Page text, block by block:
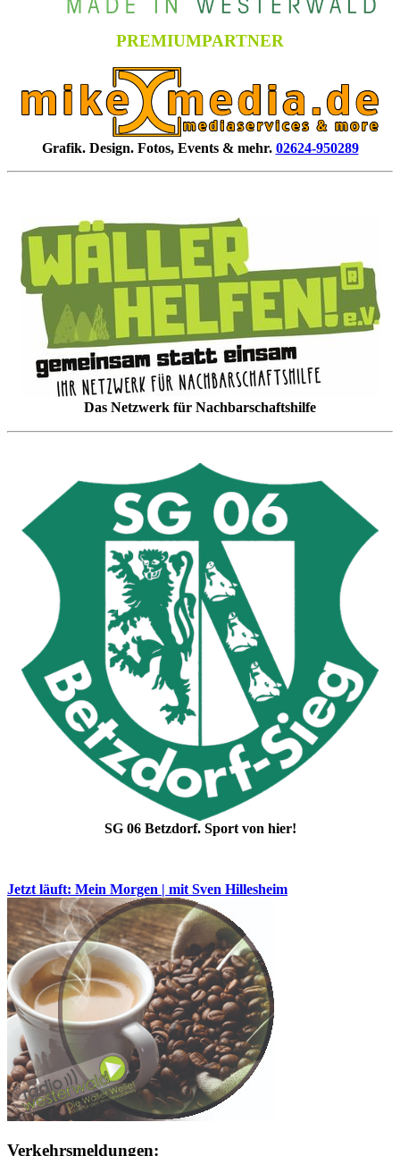
PREMIUMPARTNER
Grafik. Design. Fotos, Events & mehr. 02624-950289
Das Netzwerk für Nachbarschaftshilfe
SG 06 Betzdorf. Sport von hier!
Jetzt läuft: Mein Morgen | mit Sven Hillesheim
Verkehrsmeldungen: